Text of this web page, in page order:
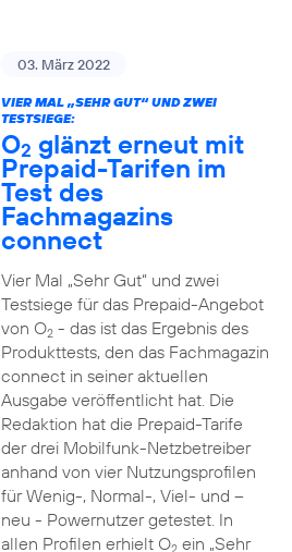
03. März 2022
VIER MAL „SEHR GUT“ UND ZWEI
TESTSIEGE:
O2 glänzt erneut mit
Prepaid-Tarifen im
Test des
Fachmagazins
connect
Vier Mal „Sehr Gut“ und zwei
Testsiege für das Prepaid-Angebot
von O2- das ist das Ergebnis des
Produkttests, den das Fachmagazin
connect in seiner aktuellen
Ausgabe veröffentlicht hat. Die
Redaktion hat die Prepaid-Tarife
der drei Mobilfunk-Netzbetreiber
anhand von vier Nutzungsprofilen
für Wenig-, Normal-, Viel- und –
neu - Powernutzer getestet. In
allen Profilen erhielt O2ein „Sehr